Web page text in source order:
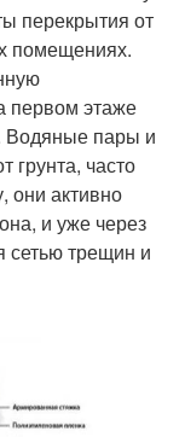
перекрытия от
помещениях.
первом этаже
Водяные пары и
грунта, часто
они активно
и уже через
сетью трещин и